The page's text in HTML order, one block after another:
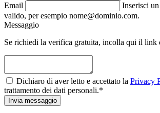
Email
Inserisci
valido, per esempio nome@dominio.com.
Messaggio
Se richiedi la verifica gratuita, incolla qui il link
Dichiaro di aver letto e accettato la Privacy
trattamento dei dati personali.*
Invia messaggio